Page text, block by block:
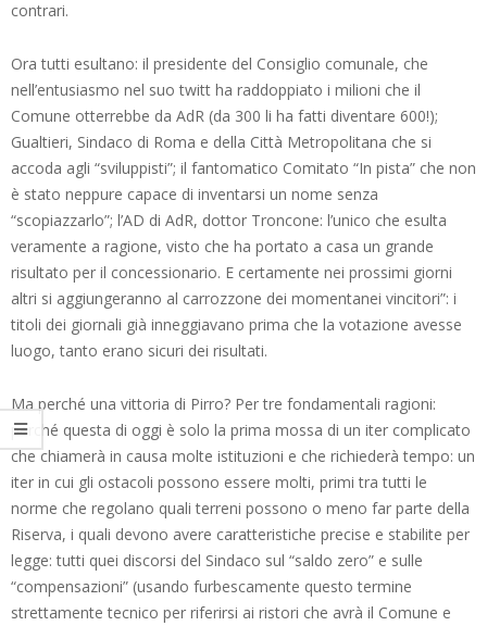
contrari.
Ora tutti esultano: il presidente del Consiglio comunale, che
nell’entusiasmo nel suo twitt ha raddoppiato i milioni che il
Comune otterrebbe da AdR (da 300 li ha fatti diventare 600!);
Gualtieri, Sindaco di Roma e della Città Metropolitana che si
accoda agli “sviluppisti”; il fantomatico Comitato “In pista” che non
è stato neppure capace di inventarsi un nome senza
“scopiazzarlo”; l’AD di AdR, dottor Troncone: l’unico che esulta
veramente a ragione, visto che ha portato a casa un grande
risultato per il concessionario. E certamente nei prossimi giorni
altri si aggiungeranno al carrozzone dei momentanei vincitori”: i
titoli dei giornali già inneggiavano prima che la votazione avesse
luogo, tanto erano sicuri dei risultati.
Ma perché una vittoria di Pirro? Per tre fondamentali ragioni:
perché questa di oggi è solo la prima mossa di un iter complicato
che chiamerà in causa molte istituzioni e che richiederà tempo: un
iter in cui gli ostacoli possono essere molti, primi tra tutti le
norme che regolano quali terreni possono o meno far parte della
Riserva, i quali devono avere caratteristiche precise e stabilite per
legge: tutti quei discorsi del Sindaco sul “saldo zero” e sulle
“compensazioni” (usando furbescamente questo termine
strettamente tecnico per riferirsi ai ristori che avrà il Comune e